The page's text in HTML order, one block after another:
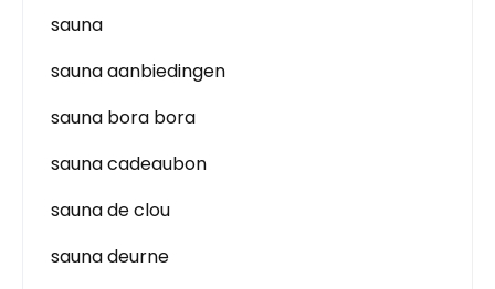
sauna
sauna aanbiedingen
sauna bora bora
sauna cadeaubon
sauna de clou
sauna deurne